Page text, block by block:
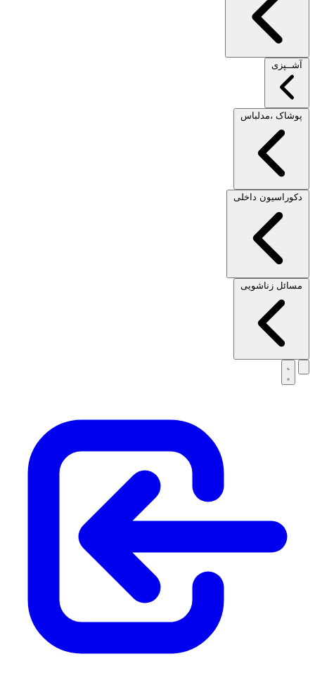
آشــپزی
پوشاک ،مدلباس
دکوراسیون داخلی
مسائل زناشویی